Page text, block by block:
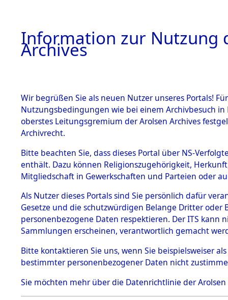
BESTÄNDE
1.
mente
5. Verschiedenes
5.3
Todesmärsche
5.3.1 Alliierte
Erhebungen
zu
Todesmärsch
en
5.3.2
Listen
0007
Information zur Nutzung
Archives
Wir begrüßen Sie als neuen Nutzer unseres Portals!
Nutzungsbedingungen wie bei einem Archivbesuch
oberstes Leitungsgremium der Arolsen Archives
Archivrecht.
Bitte beachten Sie, dass dieses Portal über NS-
enthält. Dazu können Religionszugehörigkeit,
Mitgliedschaft in Gewerkschaften und Parteien oder
Als Nutzer dieses Portals sind Sie persönlich dafür
Gesetze und die schutzwürdigen Belange Dritter
personenbezogene Daten respektieren. Der ITS
Sammlungen erscheinen, verantwortlich gemacht
Bitte kontaktieren Sie uns, wenn Sie beispielsweiser
bestimmter personenbezogener Daten nicht
Sie möchten mehr über die Datenrichtlinie der Arolsen